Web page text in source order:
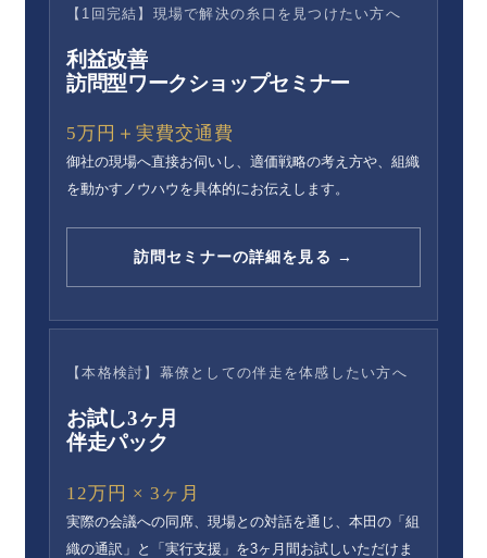
【1回完結】現場で解決の糸口を見つけたい方へ
利益改善
訪問型ワークショップセミナー
5万円＋実費交通費
御社の現場へ直接お伺いし、適価戦略の考え方や、組織
を動かすノウハウを具体的にお伝えします。
訪問セミナーの詳細を見る →
【本格検討】幕僚としての伴走を体感したい方へ
お試し3ヶ月
伴走パック
12万円 × 3ヶ月
実際の会議への同席、現場との対話を通じ、本田の「組
織の通訳」と「実行支援」を3ヶ月間お試しいただけま